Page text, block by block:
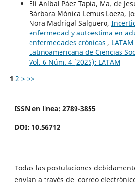
Elí Aníbal Páez Tapia, Ma. de
Bárbara Mónica Lemus Loeza,
Nora Madrigal Salguero,
enfermedad y autoestima en
enfermedades crónicas ,
Latinoamericana de Ciencias
Vol. 6 Núm. 4 (2025): LATAM
1 2 > >>
ISSN en línea: 2789-3855
DOI: 10.56712
Todas las postulaciones
envían a través del correo